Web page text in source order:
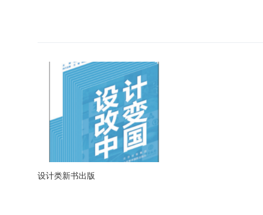
设计类新书出版